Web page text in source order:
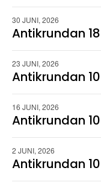
30 JUNI, 2026
Antikrundan
23 JUNI, 2026
Antikrundan
16 JUNI, 2026
Antikrundan
2 JUNI, 2026
Antikrundan